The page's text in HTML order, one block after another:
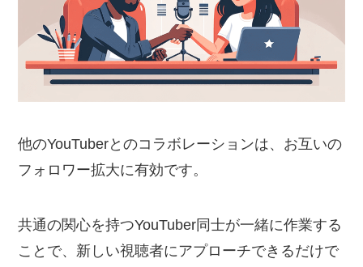
他のYouTuberとのコラボレーションは、お互いの
フォロワー拡大に有効です。
共通の関心を持つYouTuber同士が一緒に作業する
ことで、新しい視聴者にアプローチできるだけで